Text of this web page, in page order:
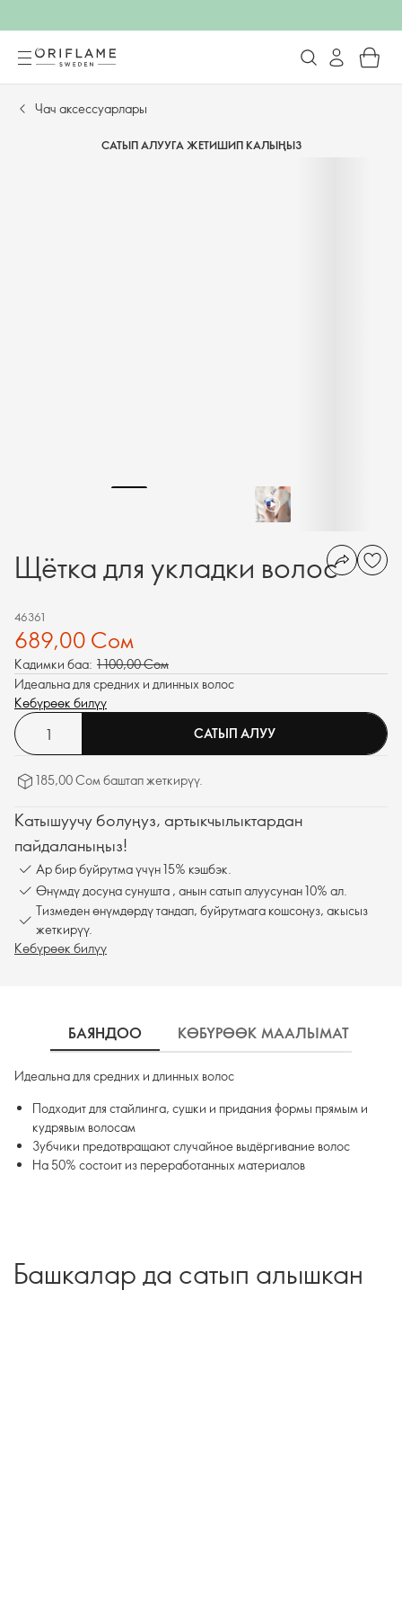
Чач аксессуарлары
САТЫП АЛУУГА ЖЕТИШИП КАЛЫҢЫЗ
Щётка для укладки волос
46361
689,00 Сом
Кадимки баа: 1 100,00 Сом
Идеальна для средних и длинных волос
Көбүрөөк билүү
САТЫП АЛУУ
185,00 Сом баштап жеткирүү.
Катышуучу болуңуз, артыкчылыктардан
пайдаланыңыз!
Ар бир буйрутма үчүн 15% кэшбэк.
Өнүмдү досуңа сунушта , анын сатып алуусунан 10% ал.
Тизмеден өнүмдөрдү тандап, буйрутмага кошсоңуз, акысыз
жеткирүү.
Көбүрөөк билүү
БАЯНДОО КӨБҮРӨӨК МААЛЫМАТ
Идеальна для средних и длинных волос
Подходит для стайлинга, сушки и придания формы прямым и
кудрявым волосам
Зубчики предотвращают случайное выдёргивание волос
На 50% состоит из переработанных материалов
Башкалар да сатып алышкан